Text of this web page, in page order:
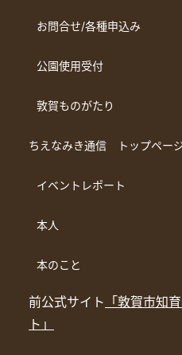
お問合せ/各種申込み
公園使用受付
敦賀ものがたり
ちえなみき通信 トップペー
イベントレポート
本人
本のこと
前公式サイト 「敦賀市知
ト」